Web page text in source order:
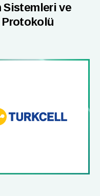
Sistemleri ve